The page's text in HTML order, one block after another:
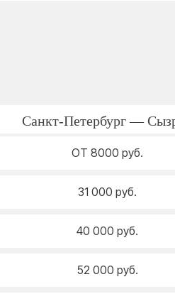
Санкт-Петербург —
ОТ 8000 руб.
31 000 руб.
40 000 руб.
52 000 руб.